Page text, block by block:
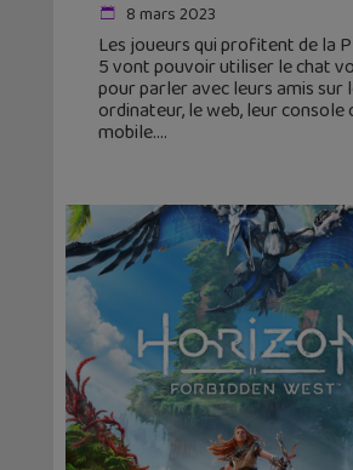
8 mars 2023
Les joueurs qui profitent de la
5 vont pouvoir utiliser le chat
pour parler avec leurs amis sur
ordinateur, le web, leur console
mobile.